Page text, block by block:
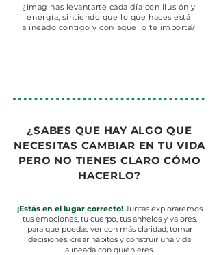
¿Imaginas levantarte cada día con ilusión y
energía, sintiendo que lo que haces está
alineado contigo y con aquello te importa?
¿SABES QUE HAY ALGO QUE
NECESITAS CAMBIAR EN TU VIDA
PERO NO TIENES CLARO CÓMO
HACERLO?
¡Estás en el lugar correcto!Juntas exploraremos
tus emociones, tu cuerpo, tus anhelos y valores,
para que puedas ver con más claridad, tomar
decisiones, crear hábitos y construir una vida
alineada con quién eres.